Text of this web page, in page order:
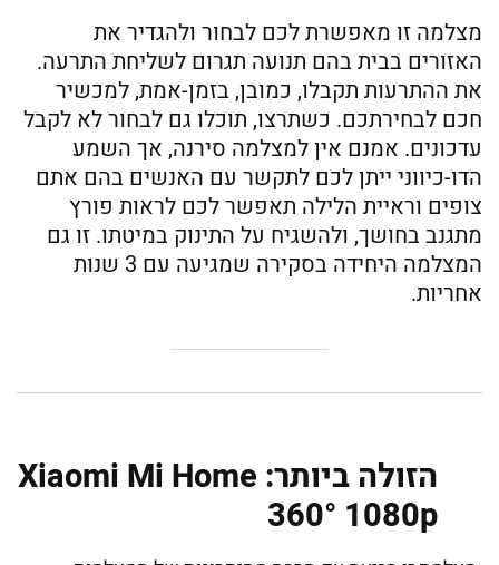
מצלמה זו מאפשרת לכם לבחור ולהגדיר את
האזורים בבית בהם תנועה תגרום לשליחת התרעה.
את ההתרעות תקבלו, כמובן, בזמן-אמת, למכשיר
חכם לבחירתכם. כשתרצו, תוכלו גם לבחור לא לקבל
עדכונים. אמנם אין למצלמה סירנה, אך השמע
הדו-כיווני ייתן לכם לתקשר עם האנשים בהם אתם
צופים וראיית הלילה תאפשר לכם לראות פורץ
מתגנב בחושך, ולהשגיח על התינוק במיטתו. זו גם
המצלמה היחידה בסקירה שמגיעה עם 3 שנות
אחריות.
הזולה ביותר: Xiaomi Mi Home
360° 1080p